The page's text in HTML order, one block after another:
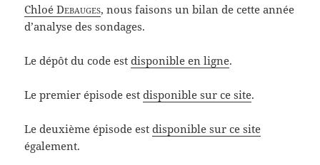
ChloéDebauges, nous faisons un bilan de cette année
d’analyse des sondages.
Le dépôt du code estdisponible en ligne.
Le premier épisode estdisponible sur ce site.
Le deuxième épisode estdisponible sur ce site
également.